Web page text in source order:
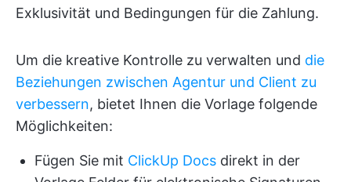
Exklusivität und Bedingungen für die Zahlung.
Um die kreative Kontrolle zu verwalten und die
Beziehungen zwischen Agentur und Client zu
verbessern, bietet Ihnen die Vorlage folgende
Möglichkeiten:
Fügen Sie mit ClickUp Docs direkt in der